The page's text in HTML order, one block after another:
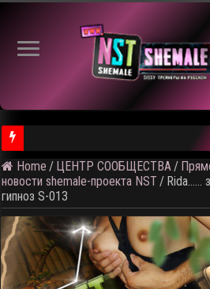
⚠️ Результаты голосования и тема
Home / ЦЕНТР СООБЩЕСТВА /
новости shemale-проекта NST / Rida……
гипноз S-013